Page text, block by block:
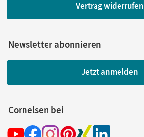
Vertrag widerrufen
Newsletter abonnieren
Jetzt anmelden
Cornelsen bei